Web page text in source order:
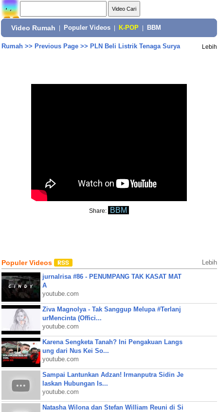
Video Rumah Populer Videos K-POP BBM
Rumah>> Previous Page>> PLN Beli Listrik Tenaga Surya Lebih
Share: BBM
Populer Videos Lebih
jurnalrisa #86 - PENUMPANG TAK KASAT MAT
A
youtube.com
Ziva Magnolya - Tak Sanggup Melupa #Terlanj
urMencinta (Offici...
youtube.com
Karena Sengketa Tanah? Ini Pengakuan Langs
ung dari Nus Kei So...
youtube.com
Sampai Lantunkan Adzan! Irmanputra Sidin Je
laskan Hubungan Is...
youtube.com
Natasha Wilona dan Stefan William Reuni di Si